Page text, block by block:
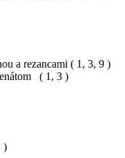
a rezancami ( 1, 3, 9 )
( 1, 3 )
)